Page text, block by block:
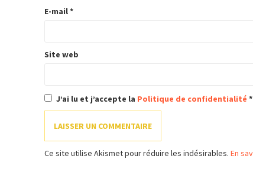
E-mail*
Site web
J’ai lu et j’accepte la Politique de confidentialité *
Ce site utilise Akismet pour réduire les indésirables. En